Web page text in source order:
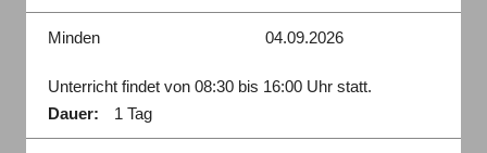
Minden 04.09.2026
Unterricht findet von 08:30 bis 16:00 Uhr statt.
Dauer:
1 Tag